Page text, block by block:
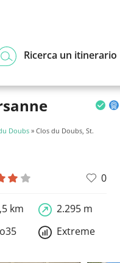
Ricerca un itinerario
Doubs» Clos du Doubs, St.
0
km
2.295 m
Extreme